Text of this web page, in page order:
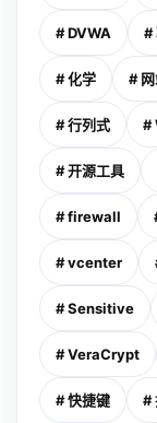
# DVWA #
# 化学 #
# 行列式 #
# 开源工具
# firewall
# vcenter
# Sensitive
# VeraCrypt
# 快捷键 #